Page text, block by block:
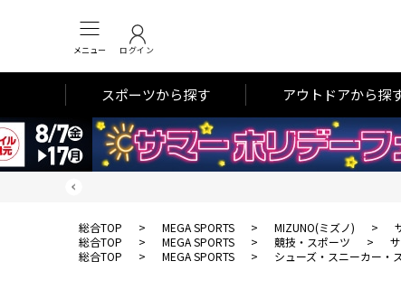
メニュー ログイン
スポーツから探す アウトドアから探
総合TOP > MEGA SPORTS > MIZUNO(ミズノ) >
総合TOP
> MEGA SPORTS > 競技・スポーツ >
総合TOP
> MEGA SPORTS > シューズ・スニーカー・